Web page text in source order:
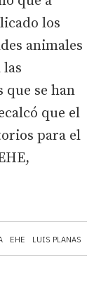
EHE LUIS PLANAS
los
animales
que se han
que el
para el